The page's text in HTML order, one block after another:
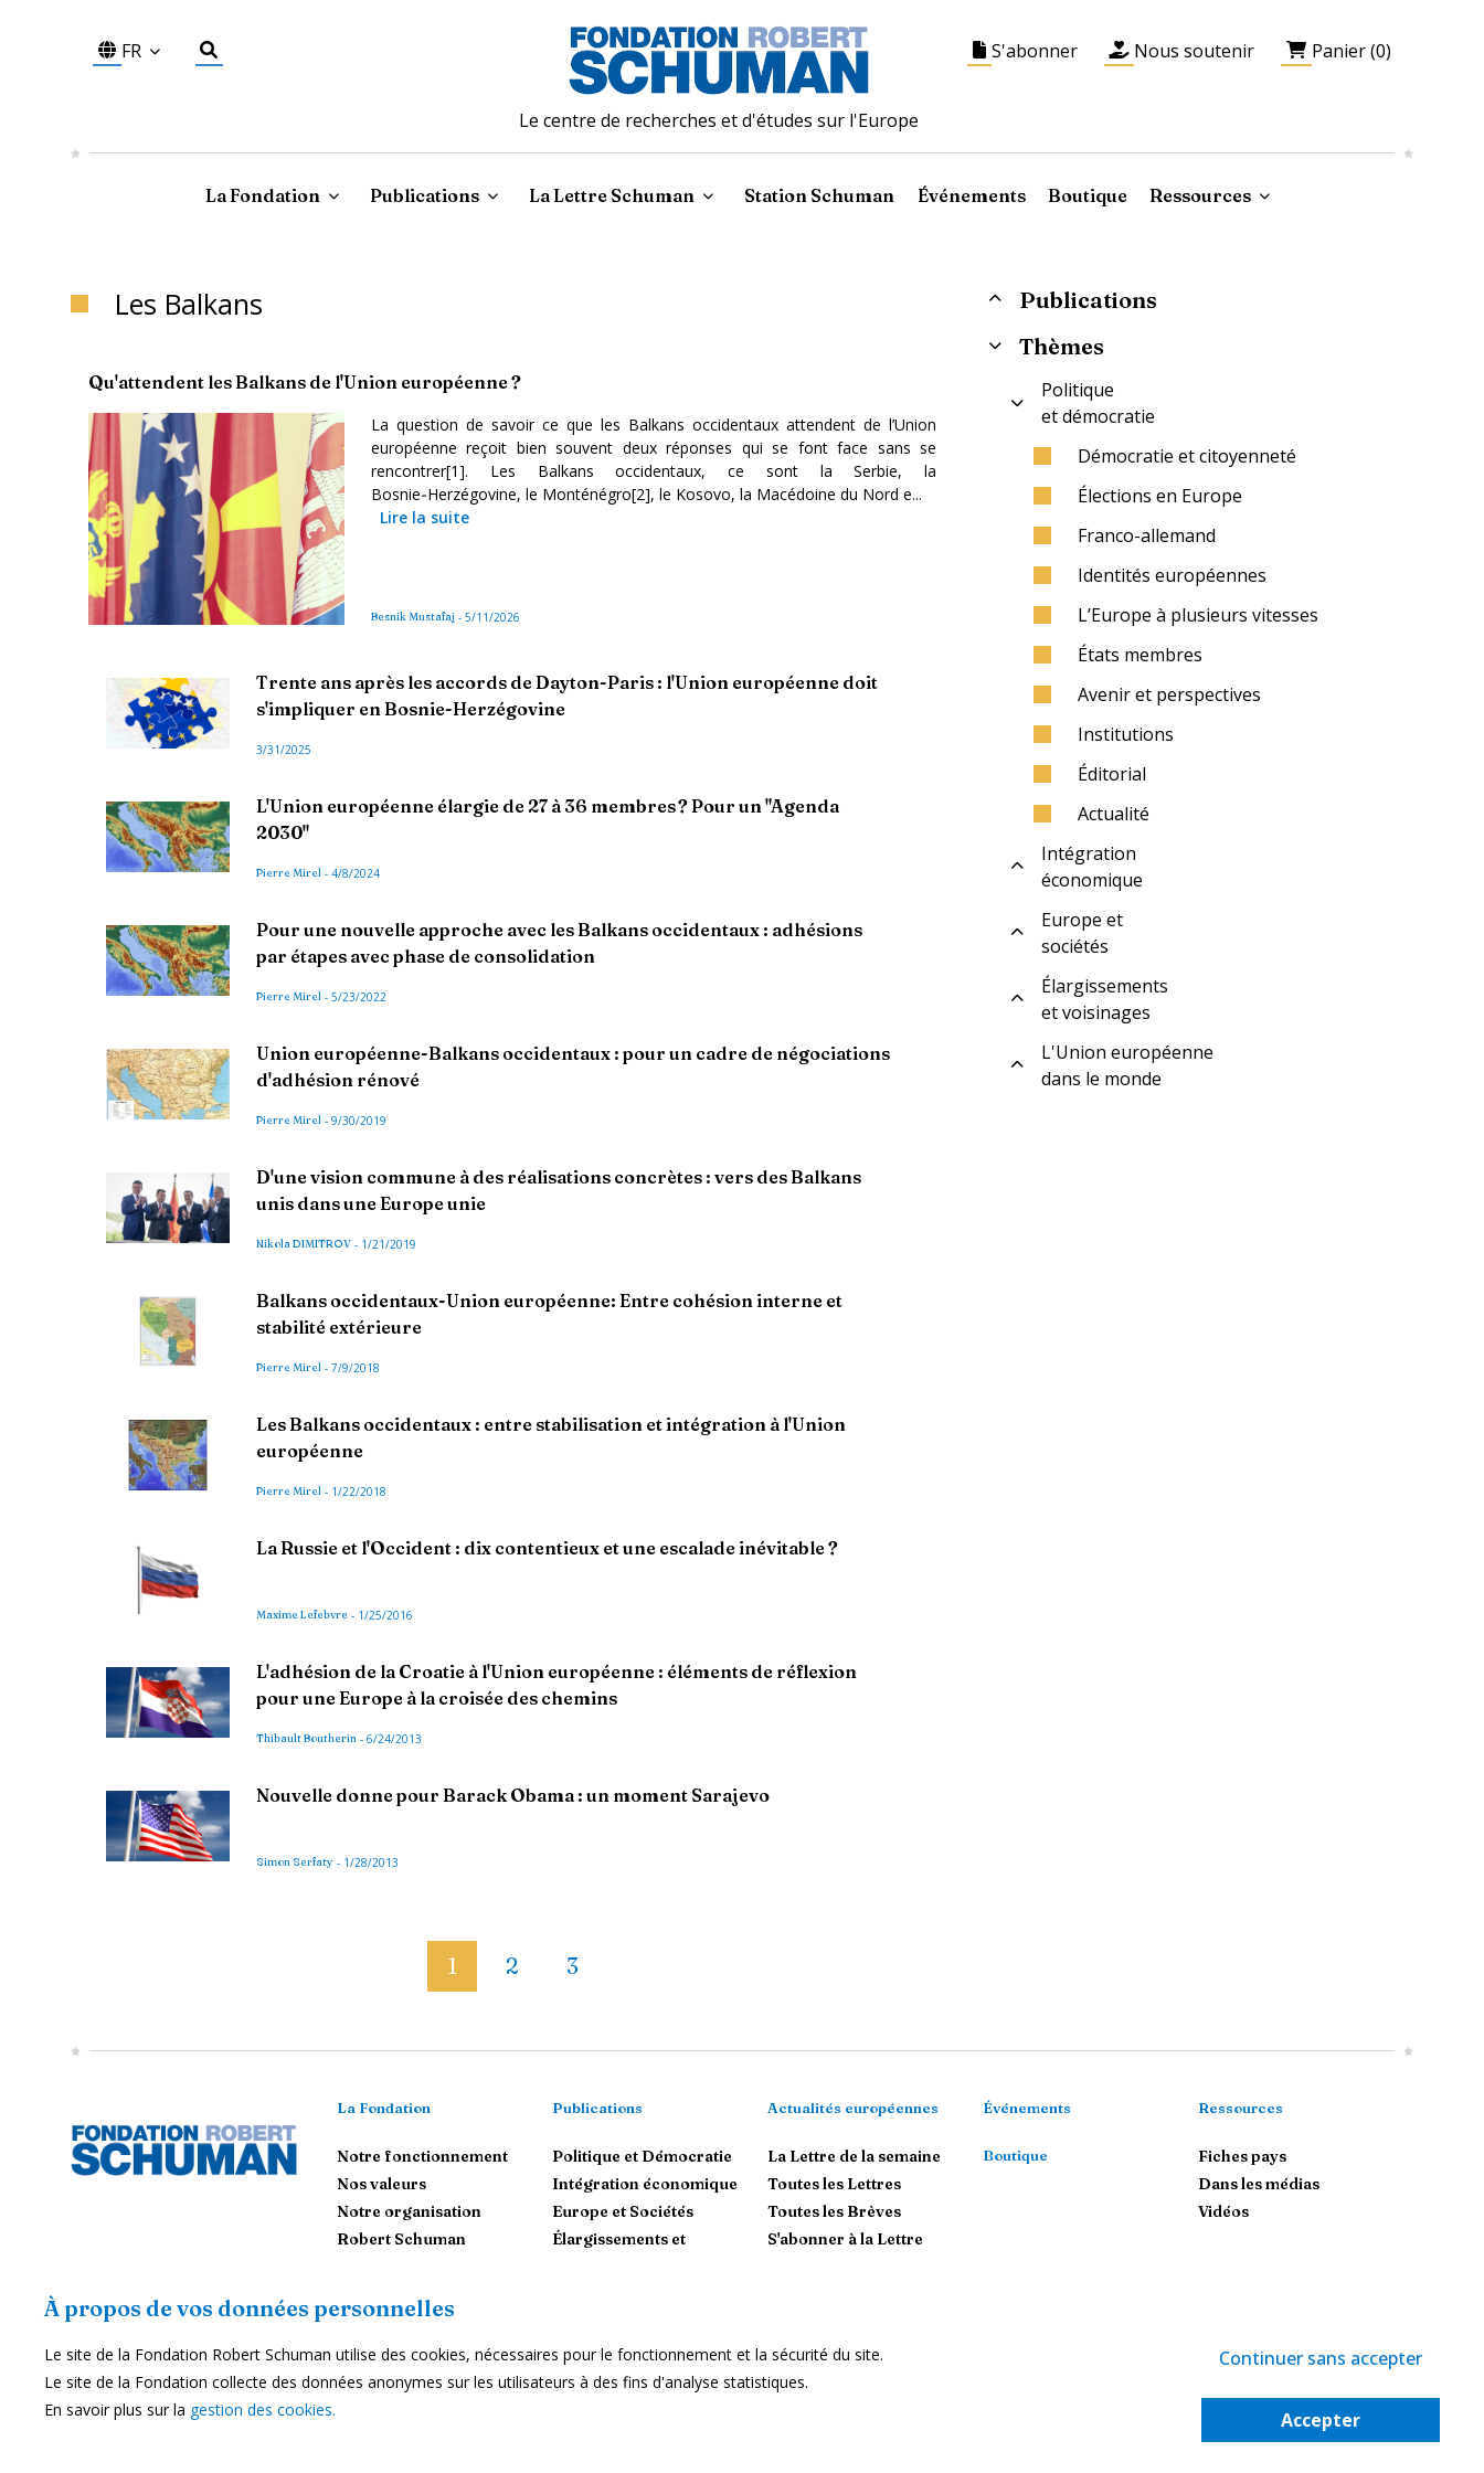
À propos de vos données personnelles
Le site de la Fondation Robert Schuman utilise des cookies, nécessaires pour le fonctionnement et la sécurité du site.
Le site de la Fondation collecte des données anonymes sur les utilisateurs à des fins d'analyse statistiques.
En savoir plus sur la gestion des cookies.
Continuer sans accepter
Accepter
FR
Le centre de recherches et d'études sur l'Europe
S'abonner Nous soutenir Panier (0)
La Fondation Publications La Lettre Schuman Station Schuman Événements Boutique Ressources
Les Balkans
Qu'attendent les Balkans de l'Union européenne ?
La question de savoir ce que les Balkans occidentaux attendent de l’Union
européenne reçoit bien souvent deux réponses qui se font face sans se
rencontrer[1]. Les Balkans occidentaux, ce sont la Serbie, la
Bosnie‑Herzégovine, le Monténégro[2], le Kosovo, la Macédoine du Nord e...
Lire la suite
Besnik Mustafaj - 5/11/2026
Trente ans après les accords de Dayton-Paris : l'Union européenne doit
s'impliquer en Bosnie-Herzégovine
3/31/2025
L'Union européenne élargie de 27 à 36 membres ? Pour un "Agenda
2030"
Pierre Mirel - 4/8/2024
Pour une nouvelle approche avec les Balkans occidentaux : adhésions
par étapes avec phase de consolidation
Pierre Mirel - 5/23/2022
Union européenne-Balkans occidentaux : pour un cadre de négociations
d'adhésion rénové
Pierre Mirel - 9/30/2019
D'une vision commune à des réalisations concrètes : vers des Balkans
unis dans une Europe unie
Nikola DIMITROV - 1/21/2019
Balkans occidentaux-Union européenne: Entre cohésion interne et
stabilité extérieure
Pierre Mirel - 7/9/2018
Les Balkans occidentaux : entre stabilisation et intégration à l'Union
européenne
Pierre Mirel - 1/22/2018
La Russie et l'Occident : dix contentieux et une escalade inévitable ?
Maxime Lefebvre - 1/25/2016
L'adhésion de la Croatie à l'Union européenne : éléments de réflexion
pour une Europe à la croisée des chemins
Thibault Boutherin - 6/24/2013
Nouvelle donne pour Barack Obama : un moment Sarajevo
Simon Serfaty - 1/28/2013
1 2 3
Publications
Thèmes
Politique
et démocratie
Démocratie et citoyenneté
Élections en Europe
Franco-allemand
Identités européennes
L’Europe à plusieurs vitesses
États membres
Avenir et perspectives
Institutions
Éditorial
Actualité
Intégration
économique
Europe et
sociétés
Élargissements
et voisinages
L'Union européenne
dans le monde
La Fondation
Notre fonctionnement
Nos valeurs
Notre organisation
Robert Schuman
Publications
Politique et Démocratie
Intégration économique
Europe et Sociétés
Élargissements et
Actualités européennes
La Lettre de la semaine
Toutes les Lettres
Toutes les Brèves
S'abonner à la Lettre
Événements
Boutique
Ressources
Fiches pays
Dans les médias
Vidéos
S'abonner
Nous soutenir
Gestion des cookies